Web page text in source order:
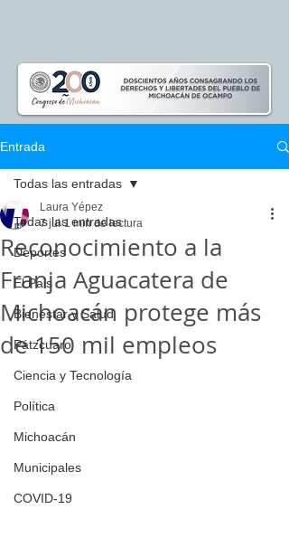
Entrada
Todas las entradas
Deportes
El Pais
Bienestar y Salud
Pátzcuaro
Ciencia y Tecnología
Política
Michoacán
Municipales
COVID-19
Todas las entradas
Reconocimiento a la
Franja Aguacatera de
Michoacán protege más
de 150 mil empleos
Laura Yépez
7 jul 1 min de lectura